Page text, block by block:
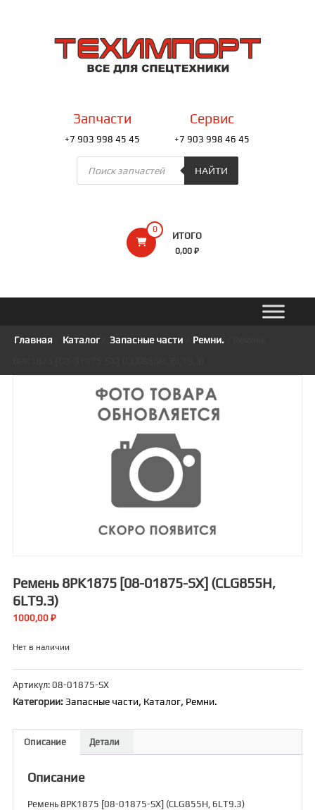
содержимомуТЕХИМПОРТ
Всё
0
ИТОГО
0,00 ₽
Запчасти
+7 903 998 45 45
Сервис
+7 903 998 46 45
Поиск
товаров
НАЙТИ
Главная Каталог/ Запасные части/ Ремни./ Ремень
Ремень 8PK1875 [08-01875-SX] (CLG855H,
6LT9.3)
1000,00 ₽
Нет в наличии
Артикул: 08-01875-SX
Категории: Запасные части, Каталог, Ремни.
Описание Детали
Описание
Ремень 8PK1875 [08-01875-SX] (CLG855H, 6LT9.3)